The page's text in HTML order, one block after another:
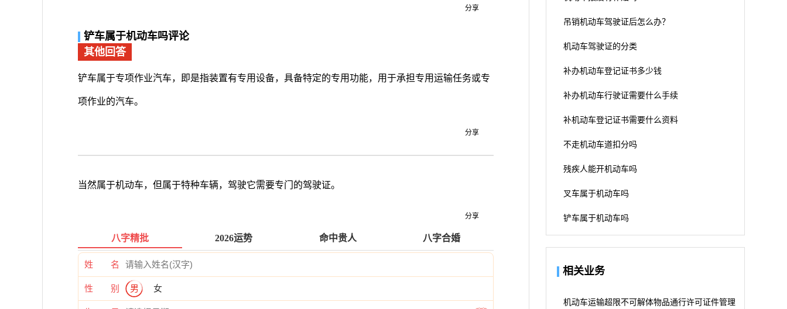
分享
铲车属于机动车吗评论
其他回答
铲车属于专项作业汽车，即是指装置有专用设备，具备特定的专用功能，用于承担专用运输任务或专
项作业的汽车。
分享
当然属于机动车，但属于特种车辆，驾驶它需要专门的驾驶证。
分享
八字精批 2026运势 命中贵人 八字合婚
姓 名
性 别 男 女
吊销机动车驾驶证后怎么办？
机动车驾驶证的分类
补办机动车登记证书多少钱
补办机动车行驶证需要什么手续
补机动车登记证书需要什么资料
不走机动车道扣分吗
残疾人能开机动车吗
叉车属于机动车吗
铲车属于机动车吗
相关业务
机动车运输超限不可解体物品通行许可证件管理